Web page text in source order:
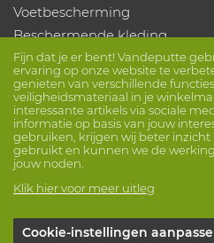
Fijn dat je er bent! Vandeputte
ervaring op onze website te
genieten van verschillende
veiligheidsmateriaal in je
interessante artikels via sociale
informatie op basis van jouw
gebruiken, krijgen wij beter
gebruikt en kunnen we de
jouw noden.
Klik hier voor meer uitleg
Cookie-instellingen
Voetbescherming
Beschermende kleding
Volg ons
Disclaimer
Cookie-